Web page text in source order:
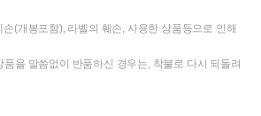
(개봉포함), 라벨의 훼손, 사용한 상품등으로 인해
을 말씀없이 반품하신 경우는, 착불로 다시 되돌려